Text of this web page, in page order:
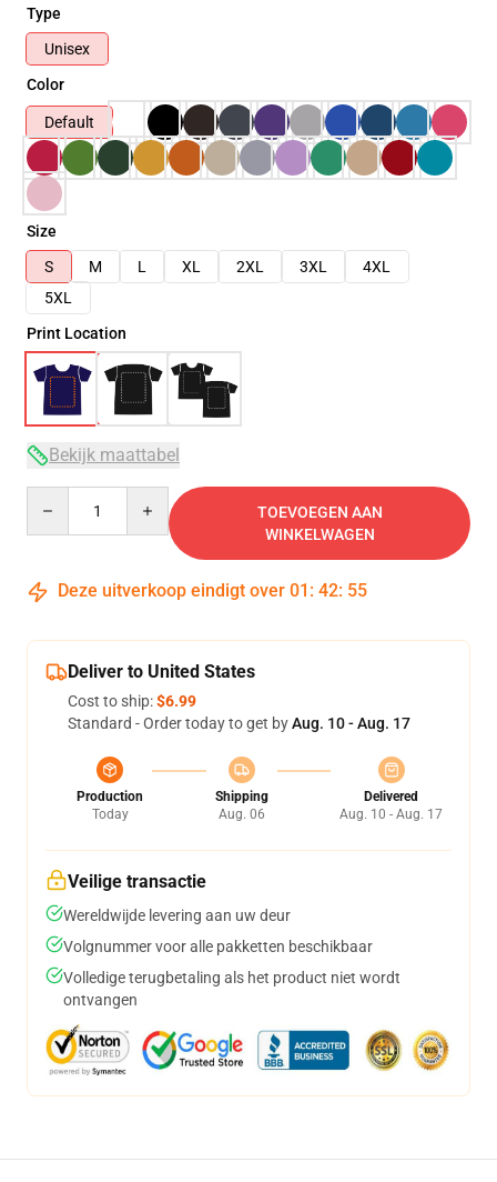
Type
Unisex
Color
Default
Size
S
M L XL 2XL 3XL
4XL
5XL
Print Location
Bekijk maattabel
TOEVOEGEN AAN
WINKELWAGEN
Deze uitverkoop eindigt over 01 : 42: 54
Deliver to United States
Cost to ship:$6.99
Standard - Order today to get byAug. 10 - Aug. 17
Production
Today
Shipping
Aug. 06
Delivered
Aug. 10 - Aug. 17
Veilige transactie
Wereldwijde levering aan uw deur
Volgnummer voor alle pakketten beschikbaar
Volledige terugbetaling als het product niet wordt
ontvangen